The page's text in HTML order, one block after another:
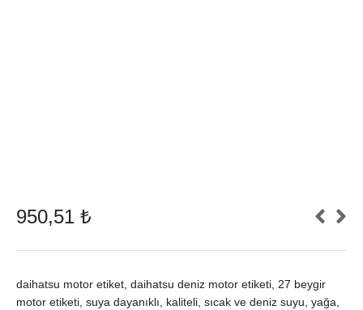
950,51 ₺
daihatsu motor etiket, daihatsu deniz motor etiketi, 27 beygir
motor etiketi, suya dayanıklı, kaliteli, sıcak ve deniz suyu, yağa,